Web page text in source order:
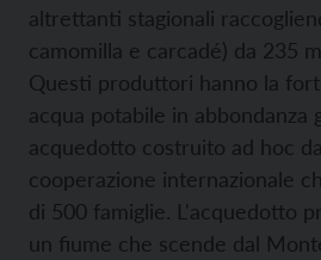
altrettanti stagionali
camomilla e carcadé) da 235
Questi produttori hanno la
acqua potabile in abbondanza
acquedotto costruito ad hoc
cooperazione internazionale
di 500 famiglie. L'acquedotto
un fiume che scende dal